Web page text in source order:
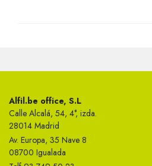
Alfil.be office, S.L
Calle Alcalá, 54, 4°, izda.
28014 Madrid
Av. Europa, 35 Nave 8
08700 Igualada